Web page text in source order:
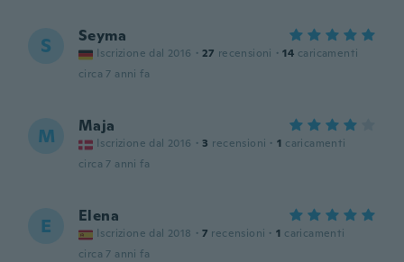
S Seyma
Iscrizione dal 2016 · 27 recensioni · 14 caricamenti
circa 7 anni fa
M Maja
Iscrizione dal 2016 · 3 recensioni · 1 caricamenti
circa 7 anni fa
E Elena
Iscrizione dal 2018 · 7 recensioni · 1 caricamenti
circa 7 anni fa